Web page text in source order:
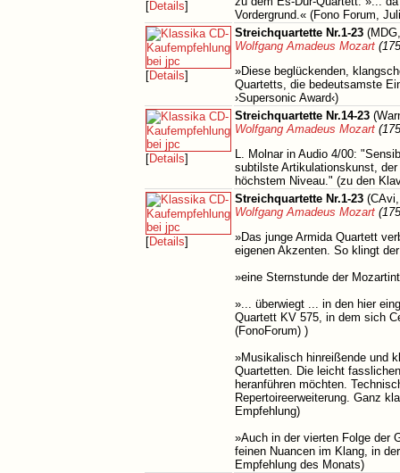
[Details]
Vordergrund.« (Fono Forum,
[Details]
Streichquartette Nr.1-23
Wolfgang Amadeus Mozart
»Diese beglückenden,
Quartetts, die bedeutsamste
›Supersonic Award‹)
[Details]
Streichquartette Nr.14-23
Wolfgang Amadeus Mozart
L. Molnar in Audio 4/00:
subtilste Artikulationskunst,
höchstem Niveau." (zu den
[Details]
Streichquartette Nr.1-23
Wolfgang Amadeus Mozart
»Das junge Armida Quartett
eigenen Akzenten.​ So klingt
»eine Sternstunde der
».​.​.​ überwiegt .​.​.​ in den hier
Quartett KV 575, in dem sich
(FonoForum) )
»Musikalisch hinreißende und
Quartetten.​ Die leicht
heranführen möchten.​
Repertoireerweiterung.​ Ganz
Empfehlung)
»Auch in der vierten Folge der
feinen Nuancen im Klang, in
Empfehlung des Monats)